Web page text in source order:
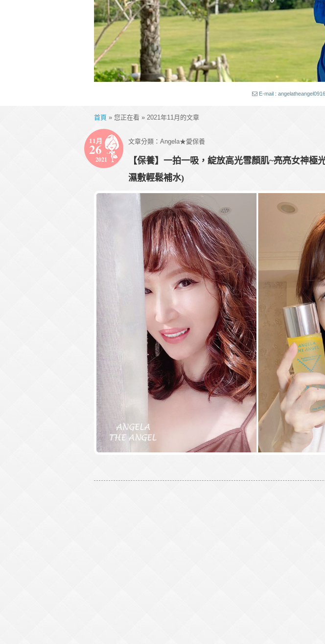
E-mail :
首頁 » 您正在看 » 2021年11月的文章
11月
26
2021
文章分類： Angela★愛保養
【保養】一拍一吸，綻放高光雪顏肌~亮亮女神極
濕敷輕鬆補水)